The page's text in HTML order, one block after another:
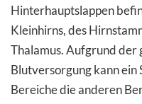
Hinterhauptslappen
Kleinhirns, des
Thalamus. Aufgrund der
Blutversorgung kann ein
Bereiche die anderen